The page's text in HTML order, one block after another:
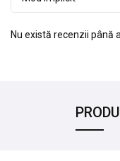
Nu există recenzii până